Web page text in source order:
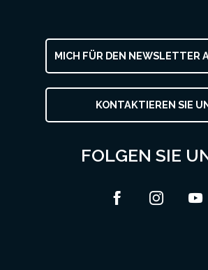
MICH FÜR DEN NEWSLETTER
KONTAKTIEREN SIE
FOLGEN SIE